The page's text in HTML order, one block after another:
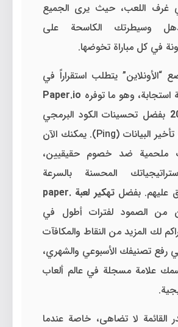
غرف اللعب، حيث يرى الجميع
وسيطرتك الكاسحة على
في كل مباراة تخوضها.
يتطلب استقراراً في
استجابة، وهو ما توفره Paper.io
بفضل تحسينات الكود البرمجي
التي تقلل من تأخير البيانات (Ping). يمكنك الآن
ضد خصوم حقيقيين،
المحسنة بالسرعة
عليهم. بفضل
تهكير لعبة paper.
من الصمود لفترات أطول في
لك المزيد من النقاط والمكافآت
رفع تصنيفك الأسبوعي والشهري،
علامة مسجلة في عالم ألعاب
القائمة لا تضاهى، خاصة عندما